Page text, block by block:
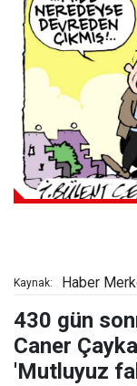
Kaynak: Haber
430 gün
Caner
'Mutluyuz